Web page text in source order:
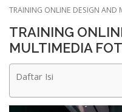
TRAINING ONLINE DESIGN AND
TRAINING
MULTIMEDIA
Daftar Isi